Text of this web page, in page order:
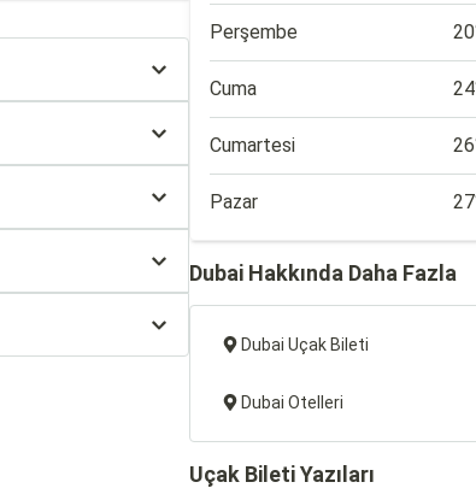
Perşembe
Cuma
Cumartesi
Pazar
Dubai Hakkında Daha Fazla
Dubai Uçak Bileti
Dubai Otelleri
Uçak Bileti Yazıları